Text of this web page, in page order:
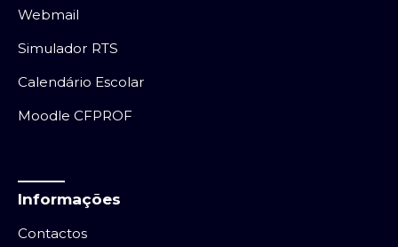
Webmail
Simulador RTS
Calendário Escolar
Moodle CFPROF
Informações
Contactos